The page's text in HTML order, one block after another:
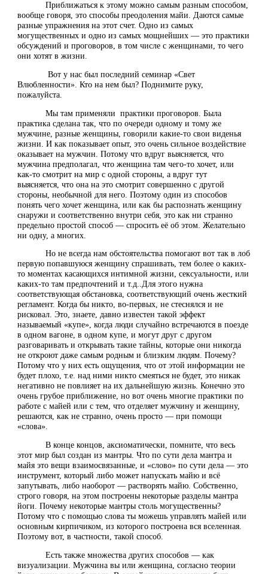
Приближаться к этому можно самым разным способом,
вообще говоря, это способы преодоления майи. Даются самые
разные упражнения на этот счет. Одно из самых
могущественных и одно из самых мощнейших — это практики
обсуждений и проговоров, в том числе с женщинами, то чего
они хотят в жизни.
Вот у нас был последний семинар «Свет
Влюбленности». Кто на нем был? Поднимите руку,
пожалуйста.
Мы там применяли практики проговоров. Была
практика сделана так, что по очереди одному и тому же
мужчине, разные женщины, говорили какие-то свои виденья
жизни. И как показывает опыт, это очень сильное воздействие
оказывает на мужчин. Потому что вдруг выясняется, что
мужчина предполагал, что женщина там чего-то хочет, или
как-то смотрит на мир с одной стороны, а вдруг тут
выясняется, что она на это смотрит совершенно с другой
стороны, необычной для него. Поэтому один из способов
понять чего хочет женщина, или как бы распознать женщину
снаружи и соответственно внутри себя, это как ни странно
предельно простой способ — спросить её об этом. Желательно
ни одну, а многих.
Но не всегда нам обстоятельства помогают вот так в лоб
первую попавшуюся женщину спрашивать, тем более о каких-
то моментах касающихся интимной жизни, сексуальности, или
каких-то там предпочтений и т.д..Для этого нужна
соответствующая обстановка, соответствующий очень жесткий
регламент. Когда бы никто, во-первых, не стеснялся и не
рисковал. Это, знаете, давно известен такой эффект
называемый «купе», когда люди случайно встречаются в поезде
в одном вагоне, в одном купе, и могут друг с другом
разговаривать и открывать такие тайны, которые они никогда
не откроют даже самым родным и близким людям. Почему?
Потому что у них есть ощущения, что от этой информации не
будет плохо, т.е. над ними никто смеяться не будет, это никак
негативно не повлияет на их дальнейшую жизнь. Конечно это
очень грубое приближение, но вот очень многие практики по
работе с майей или с тем, что отделяет мужчину и женщину,
решаются, как не странно, очень просто — при помощи
«слова».
В конце концов, аксиоматически, помните, что весь
этот мир был создан из мантры. Что по сути дела мантра и
майя это вещи взаимосвязанные, и «слово» по сути дела — это
инструмент, который либо может напускать майю и всё
запутывать, либо наоборот — растворять майю. Собственно,
строго говоря, на этом построены некоторые разделы мантра
йоги. Почему некоторые мантры столь могущественны?
Потому что с помощью слова ты можешь управлять майей или
основным кирпичиком, из которого построена вся вселенная.
Поэтому вот, в частности, такой способ.
Есть также множества других способов — как
визуализации. Мужчина вы или женщина, согласно теории